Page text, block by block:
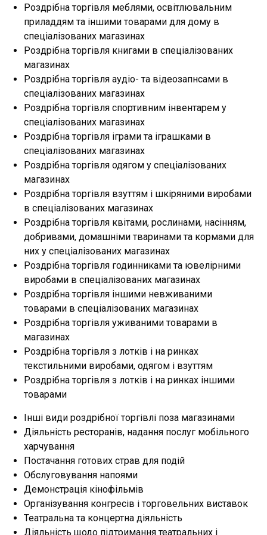
Роздрібна торгівля меблями, освітлювальним
приладдям та іншими товарами для дому в
спеціалізованих магазинах
Роздрібна торгівля книгами в спеціалізованих
магазинах
Роздрібна торгівля аудіо- та відеозапнсами в
спеціалізованих магазинах
Роздрібна торгівля спортивним інвентарем у
спеціалізованих магазинах
Роздрібна торгівля іграми та іграшками в
спеціалізованих магазинах
Роздрібна торгівля одягом у спеціалізованих
магазинах
Роздрібна торгівля взуттям і шкіряними виробами
в спеціалізованих магазинах
Роздрібна торгівля квітами, рослинами, насінням,
добривами, домашніми тваринами та кормами для
них у спеціалізованих магазинах
Роздрібна торгівля годинниками та ювелірними
виробами в спеціалізованих магазинах
Роздрібна торгівля іншими невживаними
товарами в спеціалізованих магазинах
Роздрібна торгівля уживаними товарами в
магазинах
Роздрібна торгівля з лотків і на ринках
текстильними виробами, одягом і взуттям
Роздрібна торгівля з лотків і на ринках іншими
товарами
Інші види роздрібної торгівлі поза магазинами
Діяльність ресторанів, надання послуг мобільного
харчування
Постачання готових страв для подій
Обслуговування напоями
Демонстрація кінофільмів
Організування конгресів і торговельних виставок
Театральна та концертна діяльність
Діяльність щодо підтримання театральних і